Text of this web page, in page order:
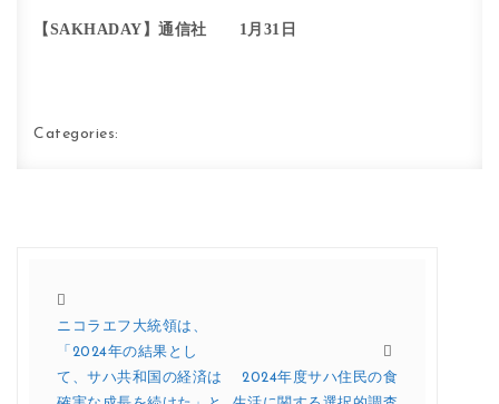
【SAKHADAY】通信社 1月31日
Categories:
ニコラエフ大統領は、
「2024年の結果とし
て、サハ共和国の経済は
2024年度サハ住民の食